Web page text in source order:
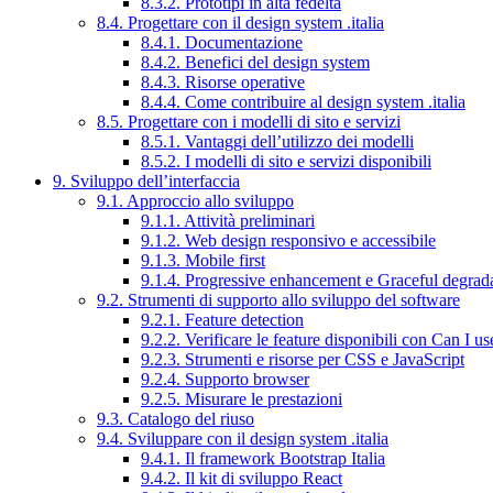
8.4. Progettare con il design system .italia
8.4.1. Documentazione
8.4.2. Benefici del design system
8.4.3. Risorse operative
8.4.4. Come contribuire al design system .italia
8.5. Progettare con i modelli di sito e servizi
8.5.1. Vantaggi dell’utilizzo dei modelli
8.5.2. I modelli di sito e servizi disponibili
9. Sviluppo dell’interfaccia
9.1. Approccio allo sviluppo
9.1.1. Attività preliminari
9.1.2. Web design responsivo e accessibile
9.1.3. Mobile first
9.1.4. Progressive enhancement e Graceful
9.2. Strumenti di supporto allo sviluppo del software
9.2.1. Feature detection
9.2.2. Verificare le feature disponibili con Can I
9.2.3. Strumenti e risorse per CSS e JavaScript
9.2.4. Supporto browser
9.2.5. Misurare le prestazioni
9.3. Catalogo del riuso
9.4. Sviluppare con il design system .italia
9.4.1. Il framework Bootstrap Italia
9.4.2. Il kit di sviluppo React